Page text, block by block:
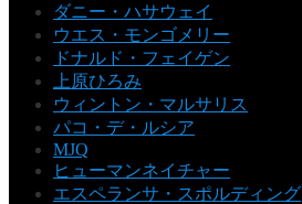
ダニー・ハサウェイ
ウエス・モンゴメリー
ドナルド・フェイゲン
上原ひろみ
ウィントン・マルサリス
パコ・デ・ルシア
MJQ
ヒューマンネイチャー
エスペランサ・スポルディング